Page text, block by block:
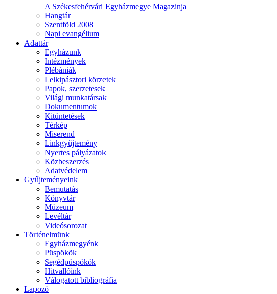
A Székesfehérvári Egyházmegye Magazinja
Hangtár
Szentföld 2008
Napi evangélium
Adattár
Egyházunk
Intézmények
Plébániák
Lelkipásztori körzetek
Papok, szerzetesek
Világi munkatársak
Dokumentumok
Kitüntetések
Térkép
Miserend
Linkgyűjtemény
Nyertes pályázatok
Közbeszerzés
Adatvédelem
Gyűjteményeink
Bemutatás
Könyvtár
Múzeum
Levéltár
Videósorozat
Történelmünk
Egyházmegyénk
Püspökök
Segédpüspökök
Hitvallóink
Válogatott bibliográfia
Lapozó